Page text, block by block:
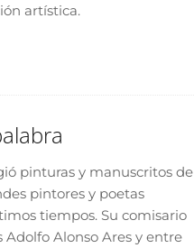
artística.
pinturas y manuscritos de
pintores y poetas
tiempos. Su comisario
Adolfo Alonso Ares y entre